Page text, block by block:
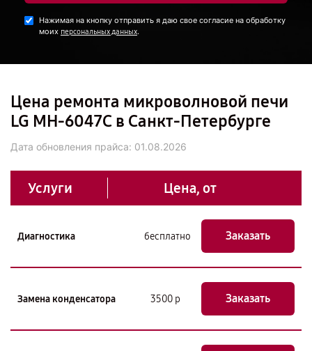
Нажимая на кнопку отправить я даю свое согласие на обработку
моих персональных данных.
Цена ремонта микроволновой печи
LG MH-6047C в Санкт-Петербурге
Дата обновления прайса: 01.08.2026
Услуги Цена, от
Диагностика бесплатно Заказать
Замена конденсатора 3500 р Заказать